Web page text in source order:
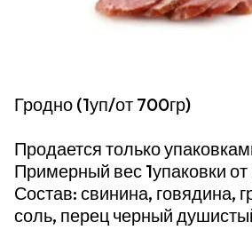
Гродно (1уп/от 700гр)
Продается только
Примерный вес 1упаковки
Состав: свинина, говядина,
соль, перец черный